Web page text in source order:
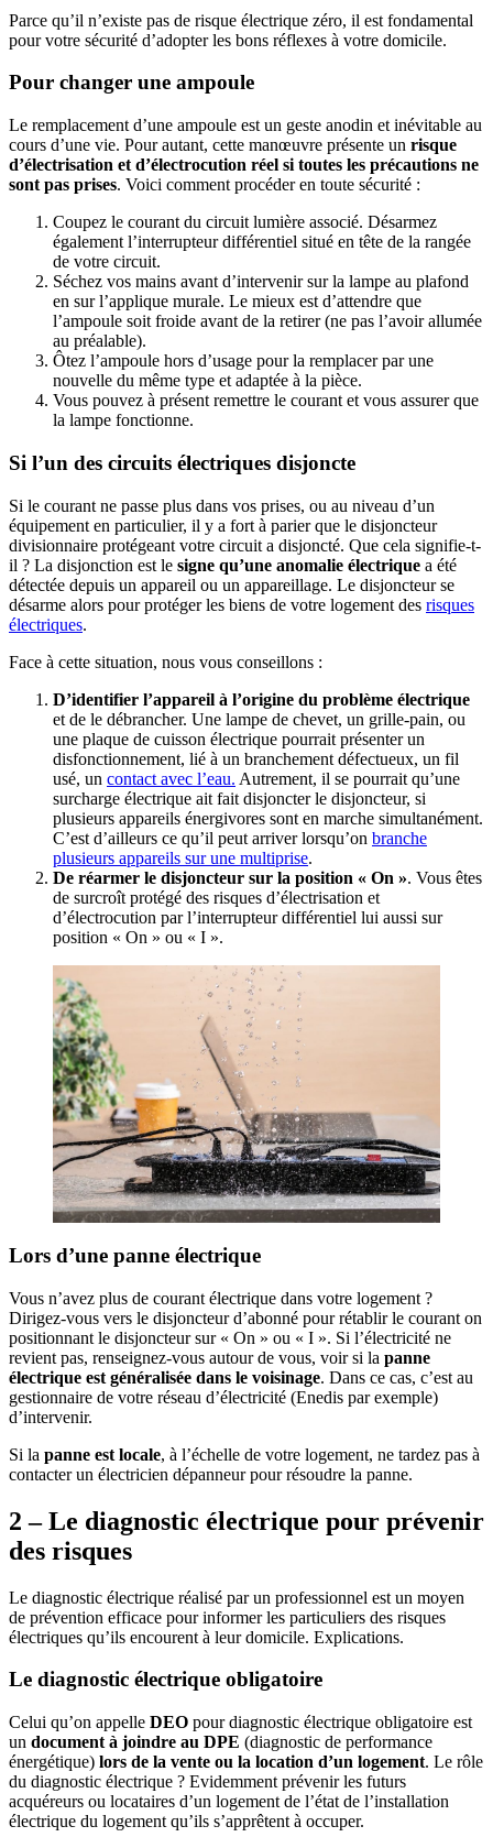
Parce qu’il n’existe pas de risque électrique zéro, il est fondamental
pour votre sécurité d’adopter les bons réflexes à votre domicile.
Pour changer une ampoule
Le remplacement d’une ampoule est un geste anodin et inévitable au
cours d’une vie. Pour autant, cette manœuvre présente un risque
d’électrisation et d’électrocution réel si toutes les précautions ne
sont pas prises. Voici comment procéder en toute sécurité :
Coupez le courant du circuit lumière associé. Désarmez
également l’interrupteur différentiel situé en tête de la rangée
de votre circuit.
Séchez vos mains avant d’intervenir sur la lampe au plafond
en sur l’applique murale. Le mieux est d’attendre que
l’ampoule soit froide avant de la retirer (ne pas l’avoir allumée
au préalable).
Ôtez l’ampoule hors d’usage pour la remplacer par une
nouvelle du même type et adaptée à la pièce.
Vous pouvez à présent remettre le courant et vous assurer que
la lampe fonctionne.
Si l’un des circuits électriques disjoncte
Si le courant ne passe plus dans vos prises, ou au niveau d’un
équipement en particulier, il y a fort à parier que le disjoncteur
divisionnaire protégeant votre circuit a disjoncté. Que cela signifie-t-
il ? La disjonction est le signe qu’une anomalie électrique a été
détectée depuis un appareil ou un appareillage. Le disjoncteur se
désarme alors pour protéger les biens de votre logement des risques
électriques.
Face à cette situation, nous vous conseillons :
D’identifier l’appareil à l’origine du problème électrique
et de le débrancher. Une lampe de chevet, un grille-pain, ou
une plaque de cuisson électrique pourrait présenter un
disfonctionnement, lié à un branchement défectueux, un fil
usé, un contact avec l’eau. Autrement, il se pourrait qu’une
surcharge électrique ait fait disjoncter le disjoncteur, si
plusieurs appareils énergivores sont en marche simultanément.
C’est d’ailleurs ce qu’il peut arriver lorsqu’on branche
plusieurs appareils sur une multiprise.
De réarmer le disjoncteur sur la position « On ». Vous êtes
de surcroît protégé des risques d’électrisation et
d’électrocution par l’interrupteur différentiel lui aussi sur
position « On » ou « I ».
Lors d’une panne électrique
Vous n’avez plus de courant électrique dans votre logement ?
Dirigez-vous vers le disjoncteur d’abonné pour rétablir le courant on
positionnant le disjoncteur sur « On » ou « I ». Si l’électricité ne
revient pas, renseignez-vous autour de vous, voir si la panne
électrique est généralisée dans le voisinage. Dans ce cas, c’est au
gestionnaire de votre réseau d’électricité (Enedis par exemple)
d’intervenir.
Si la panne est locale, à l’échelle de votre logement, ne tardez pas à
contacter un électricien dépanneur pour résoudre la panne.
2 – Le diagnostic électrique pour prévenir
des risques
Le diagnostic électrique réalisé par un professionnel est un moyen
de prévention efficace pour informer les particuliers des risques
électriques qu’ils encourent à leur domicile. Explications.
Le diagnostic électrique obligatoire
Celui qu’on appelle DEO pour diagnostic électrique obligatoire est
un document à joindre au DPE (diagnostic de performance
énergétique) lors de la vente ou la location d’un logement. Le rôle
du diagnostic électrique ? Evidemment prévenir les futurs
acquéreurs ou locataires d’un logement de l’état de l’installation
électrique du logement qu’ils s’apprêtent à occuper.